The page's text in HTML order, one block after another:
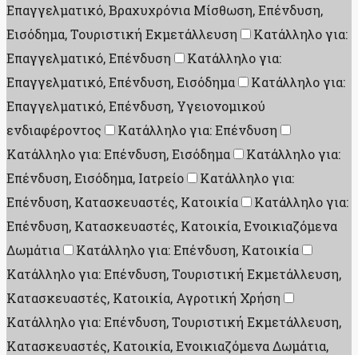
Επαγγελματικό, Βραχυχρόνια Μίσθωση, Επένδυση,
Εισόδημα, Τουριστική Εκμετάλλευση
Κατάλληλο για:
Επαγγελματικό, Επένδυση
Κατάλληλο για:
Επαγγελματικό, Επένδυση, Εισόδημα
Κατάλληλο για:
Επαγγελματικό, Επένδυση, Υγειονομικού
ενδιαφέροντος
Κατάλληλο για: Επένδυση
Κατάλληλο για: Επένδυση, Εισόδημα
Κατάλληλο για:
Επένδυση, Εισόδημα, Ιατρείο
Κατάλληλο για:
Επένδυση, Κατασκευαστές, Κατοικία
Κατάλληλο για:
Επένδυση, Κατασκευαστές, Κατοικία, Ενοικιαζόμενα
Δωμάτια
Κατάλληλο για: Επένδυση, Κατοικία
Κατάλληλο για: Επένδυση, Τουριστική Εκμετάλλευση,
Κατασκευαστές, Κατοικία, Αγροτική Χρήση
Κατάλληλο για: Επένδυση, Τουριστική Εκμετάλλευση,
Κατασκευαστές, Κατοικία, Ενοικιαζόμενα Δωμάτια,